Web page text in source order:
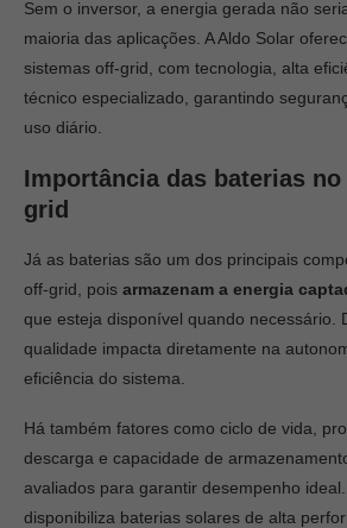
Sem o inversor, a energia gerada não
maioria das aplicações. A Aldo Solar
sistemas off-grid, com tecnologia, alta
técnico especializado, garantindo
uso diário.
Importância das baterias
grid
Já as baterias são um dos principais
off-grid, pois armazenam a energia
que esteja disponível quando necessário.
qualidade impacta diretamente na
eficiência do sistema.
Há também fatores como ciclo de vida,
descarga e capacidade de
avaliados para garantir desempenho ideal.
disponibiliza baterias solares de alta